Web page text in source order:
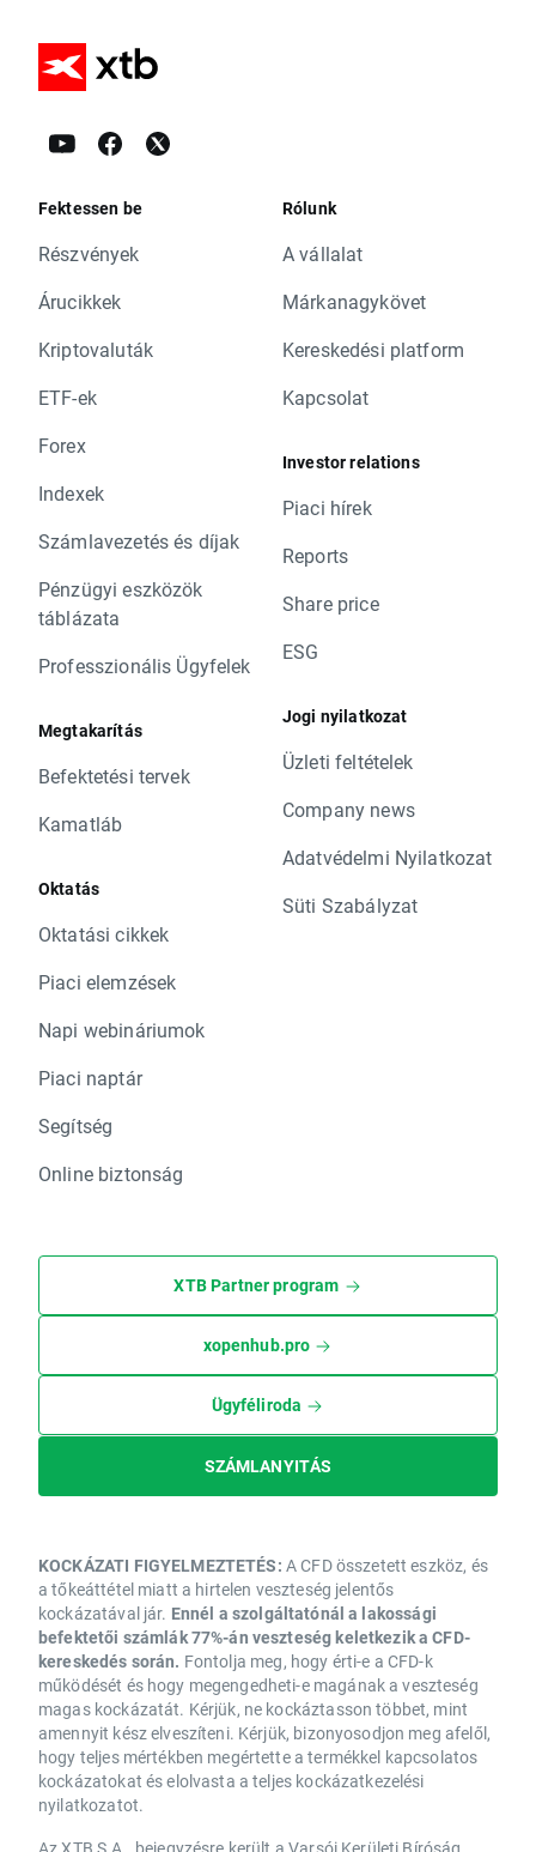
Fektessen be
Részvények
Árucikkek
Kriptovaluták
ETF-ek
Forex
Indexek
Számlavezetés és díjak
Pénzügyi eszközök
táblázata
Professzionális Ügyfelek
Megtakarítás
Befektetési tervek
Kamatláb
Oktatás
Oktatási cikkek
Piaci elemzések
Napi webináriumok
Piaci naptár
Segítség
Online biztonság
Rólunk
A vállalat
Márkanagykövet
Kereskedési platform
Kapcsolat
Investor relations
Piaci hírek
Reports
Share price
ESG
Jogi nyilatkozat
Üzleti feltételek
Company news
Adatvédelmi Nyilatkozat
Süti Szabályzat
XTB Partner program
xopenhub.pro
Ügyféliroda
SZÁMLANYITÁS
KOCKÁZATI FIGYELMEZTETÉS: A CFD összetett eszköz, és
a tőkeáttétel miatt a hirtelen veszteség jelentős
kockázatával jár. Ennél a szolgáltatónál a lakossági
befektetői számlák 77%-án veszteség keletkezik a CFD-
kereskedés során. Fontolja meg, hogy érti-e a CFD-k
működését és hogy megengedheti-e magának a veszteség
magas kockázatát. Kérjük, ne kockáztasson többet, mint
amennyit kész elveszíteni. Kérjük, bizonyosodjon meg afelől,
hogy teljes mértékben megértette a termékkel kapcsolatos
kockázatokat és elolvasta a teljes kockázatkezelési
nyilatkozatot.